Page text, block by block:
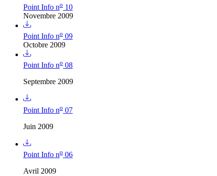
Point Info no 10
Novembre 2009
Point Info no 09
Octobre 2009
Point Info no 08
Septembre 2009
Point Info no 07
Juin 2009
Point Info no 06
Avril 2009